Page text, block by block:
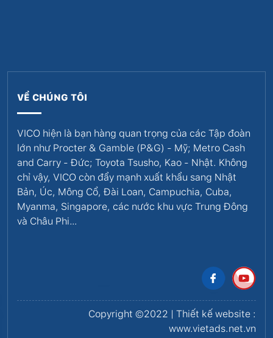
VỀ CHÚNG TÔI
VICO hiện là bạn hàng quan trọng của các Tập đoàn
lớn như Procter & Gamble (P&G) - Mỹ; Metro Cash
and Carry - Đức; Toyota Tsusho, Kao - Nhật. Không
chỉ vậy, VICO còn đẩy mạnh xuất khẩu sang Nhật
Bản, Úc, Mông Cổ, Đài Loan, Campuchia, Cuba,
Myanma, Singapore, các nước khu vực Trung Đông
và Châu Phi…
Copyright ©2022 | Thiết kế website :
www.vietads.net.vn